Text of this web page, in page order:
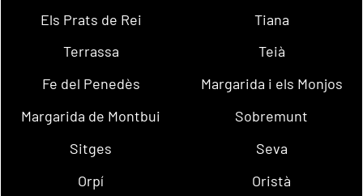
Els Prats de Rei
Tiana
Terrassa
Teià
Fe del Penedès
Margarida i els Monjos
Margarida de Montbui
Sobremunt
Sitges
Seva
Orpí
Oristà